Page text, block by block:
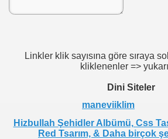
Linkler klik sayısına göre sıraya
kliklenenler =>
Dini Siteler
maneviiklim
Hizbullah Şehidler Albümü, Css
Red Tsarım, & Daha birçok